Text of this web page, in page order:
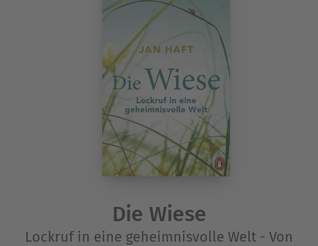
Die Wiese
Lockruf in eine geheimnisvolle Welt - Von